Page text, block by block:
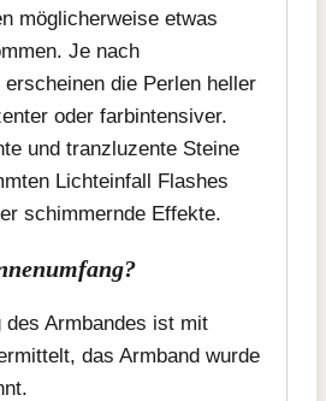
möglicherweise etwas
Je nach
die Perlen heller
oder farbintensiver.
und tranzluzente Steine
Lichteinfall Flashes
schimmernde Effekte.
des Armbandes ist mit
das Armband wurde